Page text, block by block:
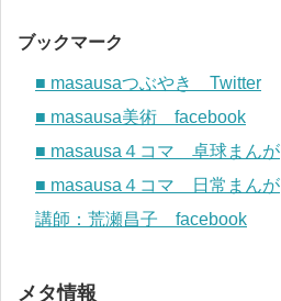
ブックマーク
■ masausaつぶやき Twitter
■ masausa美術 facebook
■ masausa４コマ 卓球まんが
■ masausa４コマ 日常まんが
講師：荒瀬昌子 facebook
メタ情報